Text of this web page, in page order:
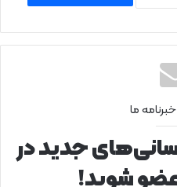
ما
جدید در
عضو شوید!